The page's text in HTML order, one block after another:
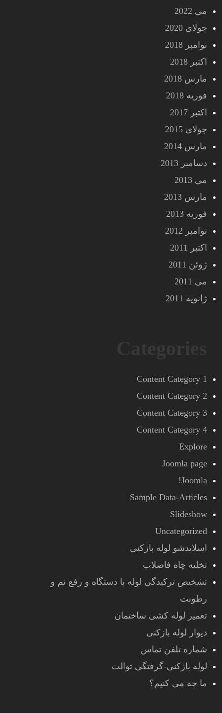
می 2022
جولای 2020
نوامبر 2018
اکتبر 2018
مارس 2018
فوریه 2018
اکتبر 2017
جولای 2015
مارس 2014
دسامبر 2013
می 2013
مارس 2013
فوریه 2013
نوامبر 2012
اکتبر 2011
ژوئن 2011
می 2011
ژانویه 2011
Content Category 1
Content Category 2
Content Category 3
Content Category 4
Explore
Joomla page
Joomla!
Sample Data-Articles
Slideshow
Uncategorized
اسلایدشو لوله بازکنی
تخلیه چاه فاضلاب
تشخیص ترکیدگی لوله با دستگاه و رفع نم و
رطوبت
تعمیر لوله کشی ساختمان
دیوار لوله بازکنی
شماره تلفن تماس
لوله بازکنی-گرفتگی توالت
ما چه می کنیم؟